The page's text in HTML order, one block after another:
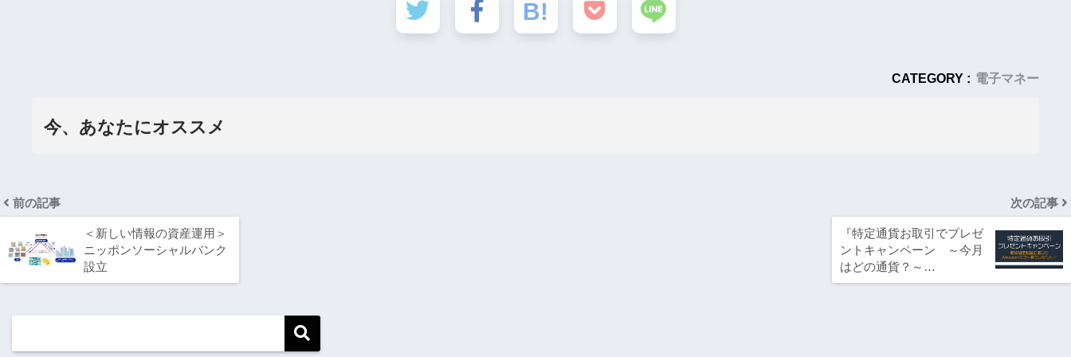
CATEGORY : 電子マネー
今、あなたにオススメ
前の記事
＜新しい情報の資産運用＞
ニッポンソーシャルバンク
設立
次の記事
『特定通貨お取引でプレゼ
ントキャンペーン ～今月
はどの通貨？～…